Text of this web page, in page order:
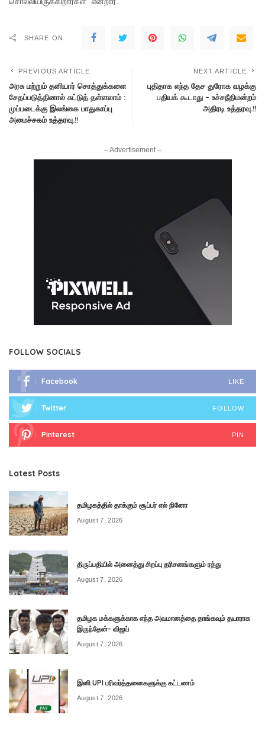
SHARE ON
PREVIOUS ARTICLE
அரசு மற்றும் தனியார் சொத்துக்களை
சேதப்படுத்தினால் சுட்டுத் தள்ளலாம் :
முப்படைக்கு இலங்கை பாதுகாப்பு
அமைச்சகம் உத்தரவு.!!
NEXT ARTICLE
புதிதாக எந்த தேச துரோக வழக்கு
பதியக் கூடாது – உச்சநீதிமன்றம்
அதிரடி உத்தரவு.!!
– Advertisement –
FOLLOW SOCIALS
Facebook LIKE
Twitter FOLLOW
Pinterest PIN
Latest Posts
தமிழகத்தில் தாக்கும் சூப்பர் எல் நினோ
August 7, 2026
திருப்பதியில் அனைத்து சிறப்பு தரிசனங்களும் ரத்து
August 7, 2026
தமிழக மக்களுக்காக எந்த அவமானத்தை தாங்கவும் தயாராக
இருந்தேன்- விஜய்
August 7, 2026
இனி UPI பரிவர்த்தனைகளுக்கு கட்டணம்
August 7, 2026